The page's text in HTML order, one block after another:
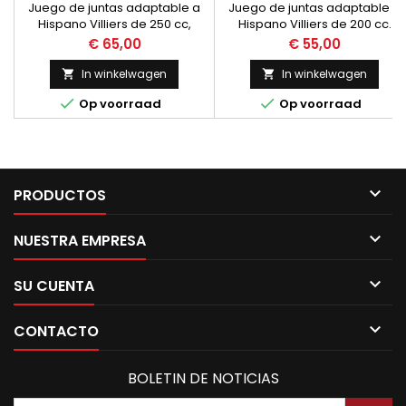
BICILINDRICO
Juego de juntas adaptable a
Hispano Villiers de 250 cc,
motor bicilindrico. Realizadas
con papel
Prijs
€ 65,00
 In winkelwagen
 Op voorraad
Juego de juntas adaptable a
Hispano Villiers de 200 cc.
Realizadas con papel de
juntas de la mas
Prijs
€ 55,00
 In winkelwagen
 Op voorraad
PRODUCTOS 
NUESTRA EMPRESA 
SU CUENTA 
CONTACTO 
BOLETIN DE NOTICIAS